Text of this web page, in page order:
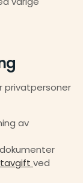
privatpersoner
av
ved